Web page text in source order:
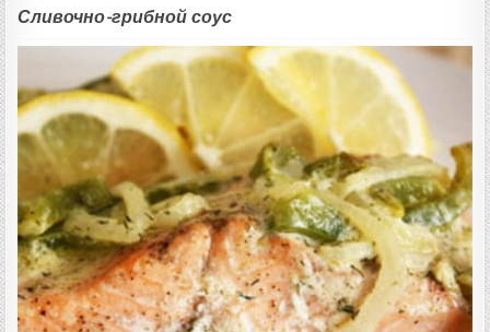
Сливочно-грибной соус